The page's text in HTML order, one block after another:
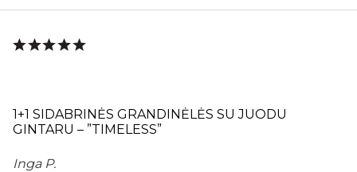
1+1 SIDABRINĖS GRANDINĖLĖS SU JUODU
GINTARU – ”TIMELESS”
Inga P.